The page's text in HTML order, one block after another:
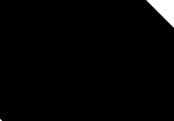
заказ, и через несколько дней